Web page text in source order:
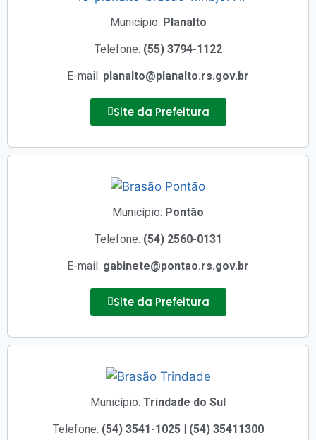
Município: Planalto
Telefone: (55) 3794-1122
E-mail: planalto@planalto.rs.gov.br
Site da Prefeitura
Município: Pontão
Telefone: (54) 2560-0131
E-mail: gabinete@pontao.rs.gov.br
Site da Prefeitura
Município: Trindade do Sul
Telefone: (54) 3541-1025 | (54) 35411300